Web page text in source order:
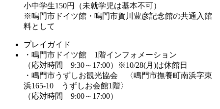
小中学生150円（未就学児は基本不可）
※鳴門市ドイツ館・鳴門市賀川豊彦記念館の共通入館
料として
プレイガイド
・鳴門市ドイツ館 1階インフォメーション
（応対時間 9:30～17:00）※10/28(月)は休館日
・鳴門市うずしお観光協会 〈鳴門市撫養町南浜字東
浜165-10 うずしお会館1階〉
（応対時間 9:00～17:00）